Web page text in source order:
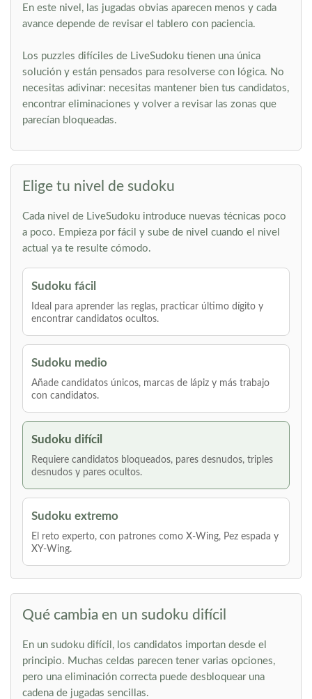
En este nivel, las jugadas obvias aparecen menos y cada
avance depende de revisar el tablero con paciencia.
Los puzzles difíciles de LiveSudoku tienen una única
solución y están pensados para resolverse con lógica. No
necesitas adivinar: necesitas mantener bien tus candidatos,
encontrar eliminaciones y volver a revisar las zonas que
parecían bloqueadas.
Elige tu nivel de sudoku
Cada nivel de LiveSudoku introduce nuevas técnicas poco
a poco. Empieza por fácil y sube de nivel cuando el nivel
actual ya te resulte cómodo.
Sudoku fácil
Ideal para aprender las reglas, practicar último dígito y
encontrar candidatos ocultos.
Sudoku medio
Añade candidatos únicos, marcas de lápiz y más trabajo
con candidatos.
Sudoku difícil
Requiere candidatos bloqueados, pares desnudos, triples
desnudos y pares ocultos.
Sudoku extremo
El reto experto, con patrones como X-Wing, Pez espada y
XY-Wing.
Qué cambia en un sudoku difícil
En un sudoku difícil, los candidatos importan desde el
principio. Muchas celdas parecen tener varias opciones,
pero una eliminación correcta puede desbloquear una
cadena de jugadas sencillas.